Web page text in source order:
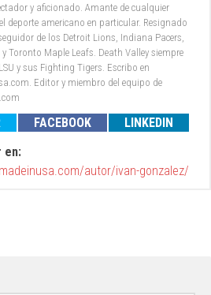
y aficionado. Amante de cualquier
deporte americano en particular. Resignado
de los Detroit Lions, Indiana Pacers,
Toronto Maple Leafs. Death Valley siempre
y sus Fighting Tigers. Escribo en
Editor y miembro del equipo de
FACEBOOK
LINKEDIN
en:
autor/ivan-gonzalez/